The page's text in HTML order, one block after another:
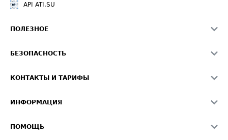
API ATI.SU
ПОЛЕЗНОЕ
Звезды ATI.SU на вашем сайте
Средние ставки
БЕЗОПАСНОСТЬ
Светофор+
О формировании Паспорта
КОНТАКТЫ И ТАРИФЫ
Реклама на сайте
ИНФОРМАЦИЯ
ПОМОЩЬ